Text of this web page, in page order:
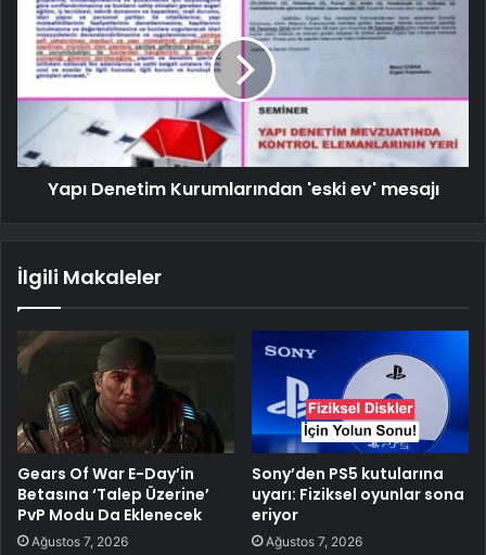
Yapı Denetim Kurumlarından 'eski ev' mesajı
İlgili Makaleler
Gears Of War E-Day’in
Betasına ‘Talep Üzerine’
PvP Modu Da Eklenecek
Ağustos 7, 2026
Sony’den PS5 kutularına
uyarı: Fiziksel oyunlar sona
eriyor
Ağustos 7, 2026